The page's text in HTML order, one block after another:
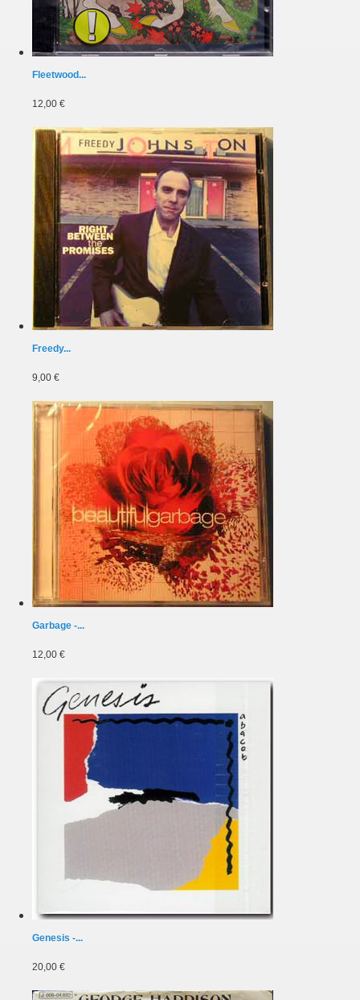
Fleetwood...
12,00 €
Freedy...
9,00 €
Garbage -...
12,00 €
Genesis -...
20,00 €